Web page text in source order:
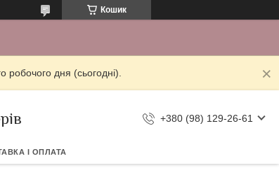
Кошик
дня (сьогодні).
+380 (98) 129-26-61
І ОПЛАТА